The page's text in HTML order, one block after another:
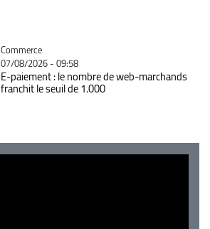
Catégorie
Commerce
07/08/2026 - 09:58
E-paiement : le nombre de web-marchands
franchit le seuil de 1.000